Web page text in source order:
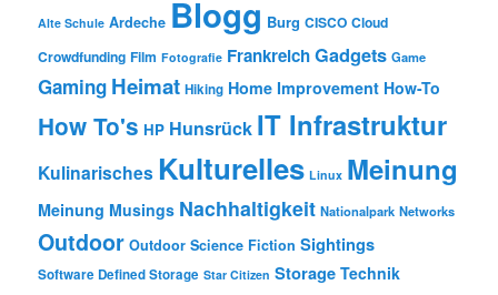
Alte Schule Ardeche Blogg Burg CISCO Cloud
Crowdfunding Film Fotografie FrankreichGadgets Game
Gaming Heimat Hiking Home Improvement How-To
How To's HP Hunsrück IT Infrastruktur
Kulinarisches Kulturelles Linux Meinung
Meinung Musings Nachhaltigkeit Nationalpark Networks
Outdoor Outdoor Science Fiction Sightings
Software Defined Storage Star Citizen Storage Technik